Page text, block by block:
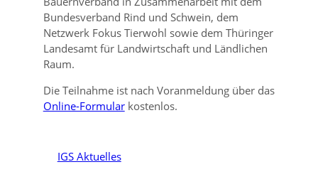
Bundesverband Rind und Schwein, dem
Netzwerk Fokus Tierwohl sowie dem Thüringer
Landesamt für Landwirtschaft und Ländlichen
Raum.
Die Teilnahme ist nach Voranmeldung über das
Online-Formularkostenlos.
IGS Aktuelles